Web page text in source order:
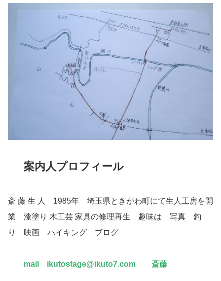
案内人プロフィール
斎 藤 生 人 1985年 埼玉県ときがわ町にて生人工房を開
業 漆塗り 木工芸 家具の修理再生 趣味は 写真 釣
り 映画 ハイキング ブログ
mail ikutostage@ikuto7.com 斎藤